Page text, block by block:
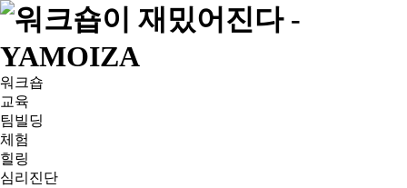
워크숍
교육
팀빌딩
체험
힐링
심리진단